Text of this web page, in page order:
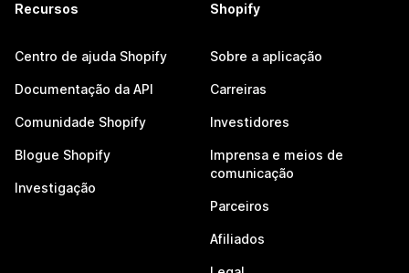
Recursos
Centro de ajuda Shopify
Documentação da API
Comunidade Shopify
Blogue Shopify
Investigação
Shopify
Sobre a aplicação
Carreiras
Investidores
Imprensa e meios de
comunicação
Parceiros
Afiliados